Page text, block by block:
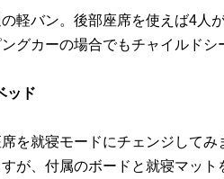
軽バン。後部座席を使えば4人
グカーの場合でもチャイルドシ
ッド
を就寝モードにチェンジして
が、付属のボードと就寝マッ